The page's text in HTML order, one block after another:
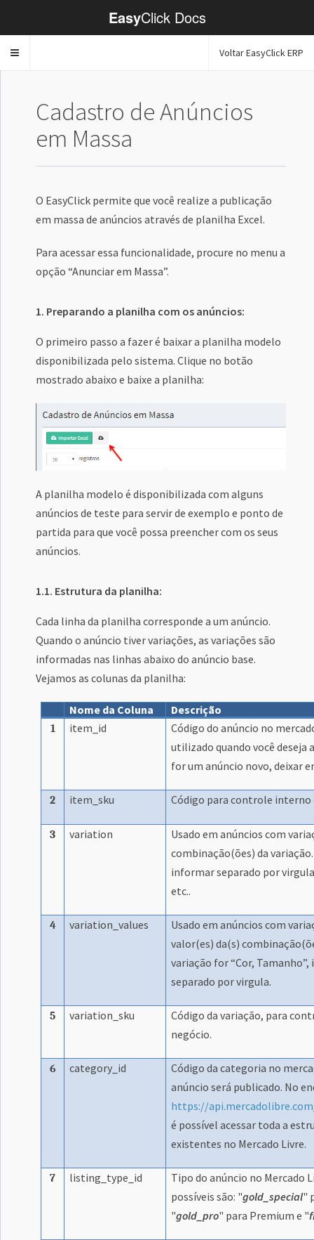
EasyClick Docs
Toggle
Voltar EasyClick ERP
Cadastro de Anúncios
em Massa
O EasyClick permite que você realize a publicação
em massa de anúncios através de planilha Excel.
Para acessar essa funcionalidade, procure no menu a
opção “Anunciar em Massa”.
1. Preparando a planilha com os anúncios:
O primeiro passo a fazer é baixar a planilha modelo
disponibilizada pelo sistema. Clique no botão
mostrado abaixo e baixe a planilha:
A planilha modelo é disponibilizada com alguns
anúncios de teste para servir de exemplo e ponto de
partida para que você possa preencher com os seus
anúncios.
1.1. Estrutura da planilha:
Cada linha da planilha corresponde a um anúncio.
Quando o anúncio tiver variações, as variações são
informadas nas linhas abaixo do anúncio base.
Vejamos as colunas da planilha:
Nome da Coluna Descrição
1 item_id
Código do anúncio no
utilizado quando você deseja
for um anúncio novo, deixar
2 item_sku Código para controle interno
3 variation
Usado em anúncios com
combinação(ões) da
informar separado por
etc..
4 variation_values
Usado em anúncios com
valor(es) da(s)
variação for “Cor,
separado por virgula.
5 variation_sku
Código da variação, para
negócio.
6 category_id
Código da categoria no
anúncio será publicado. No
https://
é possível acessar toda a
existentes no Mercado Livre.
7 listing_type_id
Tipo do anúncio no Mercado
possíveis são: "gold_special"
"gold_pro" para Premium e "